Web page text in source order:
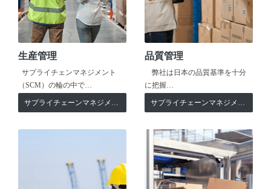
生産管理
サプライチェンマネジメント
（SCM）の輪の中で…
サプライチェーンマネジメント
品質管理
弊社は日本の品質基準を十分
に把握…
サプライチェーンマネジメント